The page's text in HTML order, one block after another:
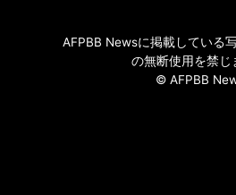
AFPBB Newsに掲載している
の無断使用を禁じ
© AFPBB